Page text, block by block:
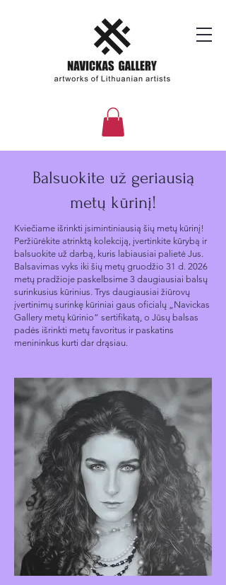
Balsuokite už geriausią
metų kūrinį!
Kviečiame išrinkti įsimintiniausią šių metų kūrinį!
Peržiūrėkite atrinktą kolekciją, įvertinkite kūrybą ir
balsuokite už darbą, kuris labiausiai palietė Jus.
Balsavimas vyks iki šių metų gruodžio 31 d. 2026
metų pradžioje paskelbsime 3 daugiausiai balsų
surinkusius kūrinius. Trys daugiausiai žiūrovų
įvertinimų surinkę kūriniai gaus oficialų „Navickas
Gallery metų kūrinio“ sertifikatą, o Jūsų balsas
padės išrinkti metų favoritus ir paskatins
menininkus kurti dar drąsiau.